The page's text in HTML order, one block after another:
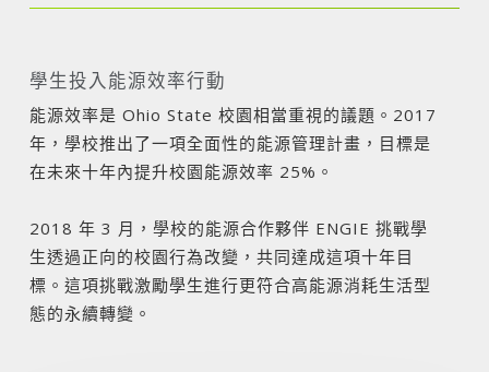
學生投入能源效率行動
能源效率是 Ohio State 校園相當重視的議題。2017
年，學校推出了一項全面性的能源管理計畫，目標是
在未來十年內提升校園能源效率 25%。
2018 年 3 月，學校的能源合作夥伴 ENGIE 挑戰學
生透過正向的校園行為改變，共同達成這項十年目
標。這項挑戰激勵學生進行更符合高能源消耗生活型
態的永續轉變。